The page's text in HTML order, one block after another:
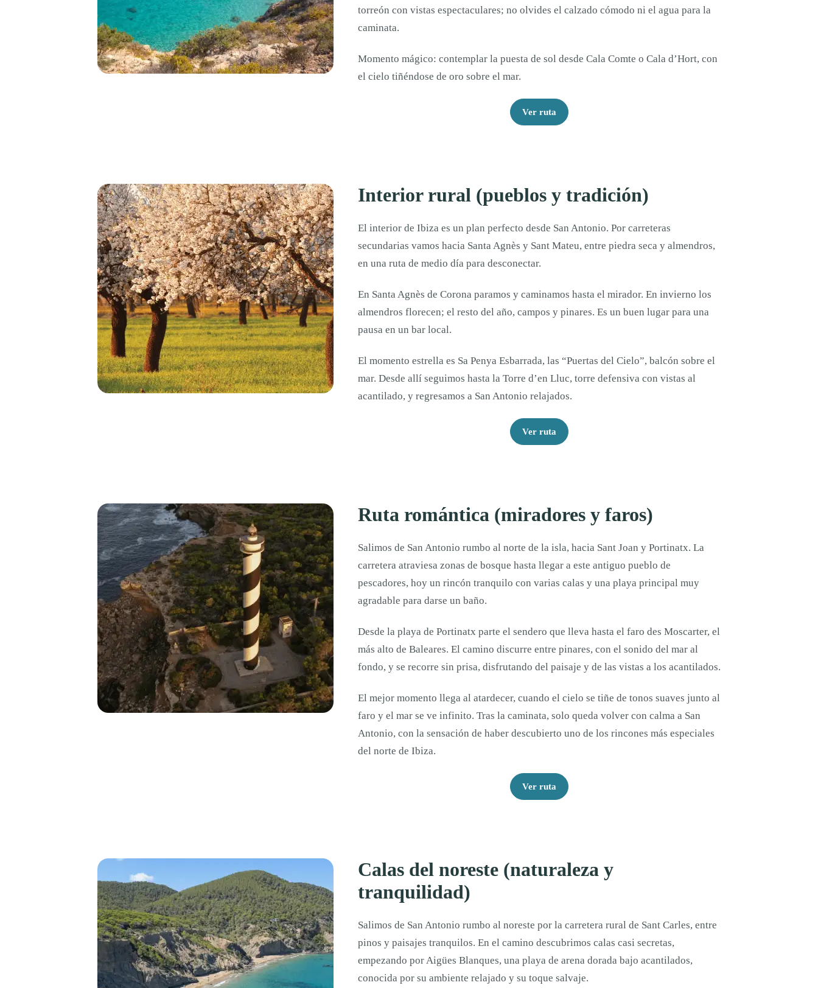
torreón con vistas espectaculares; no olvides el calzado cómodo ni el agua para la
caminata.
Momento mágico: contemplar la puesta de sol desde Cala Comte o Cala d’Hort, con
el cielo tiñéndose de oro sobre el mar.
Ver ruta
Interior rural (pueblos y tradición)
El interior de Ibiza es un plan perfecto desde San Antonio. Por carreteras
secundarias vamos hacia Santa Agnès y Sant Mateu, entre piedra seca y almendros,
en una ruta de medio día para desconectar.
En Santa Agnès de Corona paramos y caminamos hasta el mirador. En invierno los
almendros florecen; el resto del año, campos y pinares. Es un buen lugar para una
pausa en un bar local.
El momento estrella es Sa Penya Esbarrada, las “Puertas del Cielo”, balcón sobre el
mar. Desde allí seguimos hasta la Torre d’en Lluc, torre defensiva con vistas al
acantilado, y regresamos a San Antonio relajados.
Ver ruta
Ruta romántica (miradores y faros)
Salimos de San Antonio rumbo al norte de la isla, hacia Sant Joan y Portinatx. La
carretera atraviesa zonas de bosque hasta llegar a este antiguo pueblo de
pescadores, hoy un rincón tranquilo con varias calas y una playa principal muy
agradable para darse un baño.
Desde la playa de Portinatx parte el sendero que lleva hasta el faro des Moscarter, el
más alto de Baleares. El camino discurre entre pinares, con el sonido del mar al
fondo, y se recorre sin prisa, disfrutando del paisaje y de las vistas a los acantilados.
El mejor momento llega al atardecer, cuando el cielo se tiñe de tonos suaves junto al
faro y el mar se ve infinito. Tras la caminata, solo queda volver con calma a San
Antonio, con la sensación de haber descubierto uno de los rincones más especiales
del norte de Ibiza.
Ver ruta
Calas del noreste (naturaleza y
tranquilidad)
Salimos de San Antonio rumbo al noreste por la carretera rural de Sant Carles, entre
pinos y paisajes tranquilos. En el camino descubrimos calas casi secretas,
empezando por Aigües Blanques, una playa de arena dorada bajo acantilados,
conocida por su ambiente relajado y su toque salvaje.